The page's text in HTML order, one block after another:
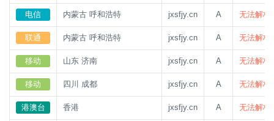
电信 内蒙古 呼和浩特 jxsfjy.cn A 无法解析
联通 内蒙古 呼和浩特 jxsfjy.cn A 无法解析
移动 山东 济南 jxsfjy.cn A 无法解析
移动 四川 成都 jxsfjy.cn A 无法解析
港澳台 香港 jxsfjy.cn A 无法解析